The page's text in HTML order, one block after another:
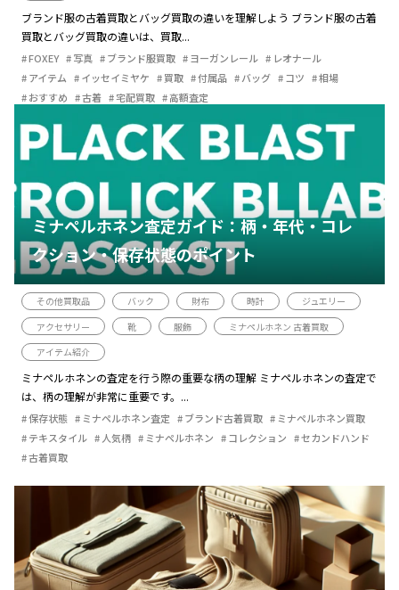
ブランド服の古着買取とバッグ買取の違いを理解しよう ブランド服の古着
買取とバッグ買取の違いは、買取...
FOXEY 写真 ブランド服買取 ヨーガンレール
レオナール
アイテム
イッセイミヤケ 買取 付属品 バッグ コツ
相場
おすすめ
古着 宅配買取 高額査定
ミナペルホネン査定ガイド：柄・年代・コレ
クション・保存状態のポイント
その他買取品 バック 財布 時計
ジュエリー
アクセサリー
靴 服飾
ミナペルホネン 古着買取
アイテム紹介
ミナペルホネンの査定を行う際の重要な柄の理解 ミナペルホネンの査定で
は、柄の理解が非常に重要です。...
保存状態 ミナペルホネン査定 ブランド古着買取
ミナペルホネン買取
テキスタイル
人気柄 ミナペルホネン コレクション
セカンドハンド
古着買取